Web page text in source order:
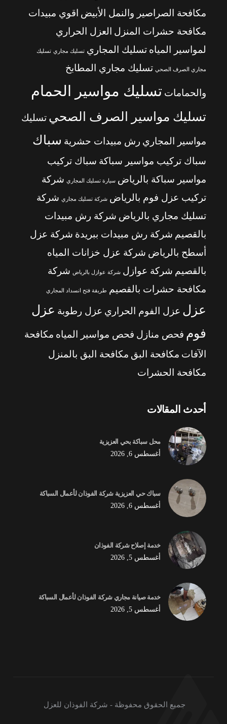
مكافحة الصراصير والنمل الأبيض اقوي مبيدات
مكافحة حشرات المنزل العزل الحراري
لمواسير المياه تسليك المجاري تسليك مجاري تسليك
مجاري الصرف الصحي تسليك مجاري المطابخ
والحمامات تسليك مواسير الحمام
تسليك مواسير الصرف الصحي تسليك
مواسير المجاري رش مبيدات حشرية سباك
سباك تركيب مواسير سباكة سباك تركيب
مواسير سباكة بالرياض سيارة تسليك المجاري شركة
تركيب عزل فوم بالرياض شركة تسليك مجاري شركة
تسليك مجاري بالرياض شركة رش مبيدات
بالقصيم شركة رش مبيدات ببريدة شركة عزل
أسطح بالرياض شركة عزل خزانات المياه
بالقصيم شركة عوازل شركة عوازل بالرياض شركة
مكافحة حشرات بالقصيم طريقة فتح انسداد المجاري
عزل عزل الفوم الحراري عزل رطوبة عزل
فوم فحص منازل فحص مواسير المياه مكافحة
الآفات مكافحة البق مكافحة البق بالمنزل
مكافحة الحشرات
أحدث المقالات
محل سباكة بحي العزيزية
أغسطس 6, 2026
سباك حي العزيزية شركة الفوذان لأعمال السباكة
أغسطس 6, 2026
خدمة إصلاح شركة الفوذان
أغسطس 5, 2026
خدمة صيانة مجاري شركة الفوذان لأعمال السباكة
أغسطس 5, 2026
جميع الحقوق محفوظة - شركة الفوذان للعزل